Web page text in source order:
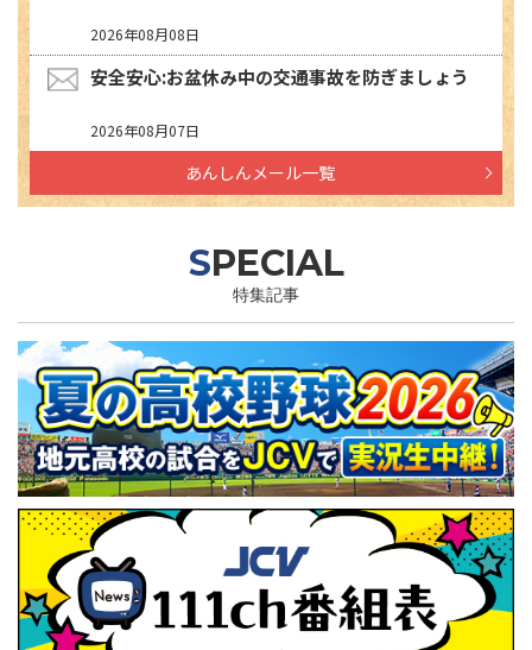
2026年08月08日
安全安心:お盆休み中の交通事故を防ぎましょう
2026年08月07日
あんしんメール一覧
SPECIAL
特集記事